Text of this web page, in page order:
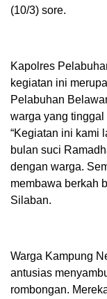
(10/3) sore.
Kapolres
kegiatan ini
Pelabuhan
warga yang
“Kegiatan ini kami
bulan suci
dengan warga.
membawa berkah
Silaban.
Warga Kampung
antusias
rombongan.